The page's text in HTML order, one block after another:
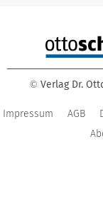
© Verlag Dr.
Impressum AGB